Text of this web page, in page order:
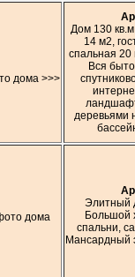
дома >>>
Дом 130
14 м2,
спальная 20
Вся
деревьями
дома
Элитный
Большой
спальни,
Мансардный